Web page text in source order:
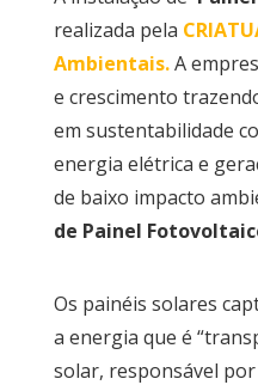
realizada pela
Ambientais.A
e crescimento
em sustentabilidade
energia elétrica e
de baixo impacto
de Painel
Os painéis solares
a energia que é
solar, responsável